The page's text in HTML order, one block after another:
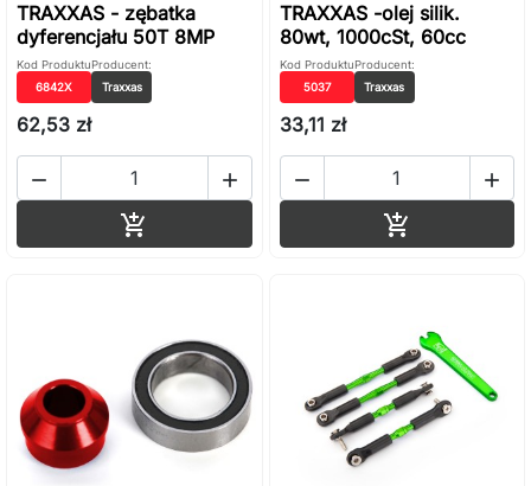
TRAXXAS - zębatka
dyferencjału 50T 8MP
Kod Produktu
6842X
Producent:
Traxxas
62,53 zł
 

TRAXXAS -olej silik.
80wt, 1000cSt, 60cc
Kod Produktu
5037
Producent:
Traxxas
33,11 zł
 
